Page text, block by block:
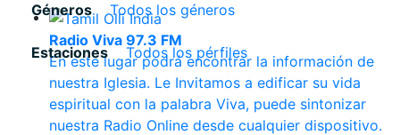
Géneros Todos los géneros
Estaciones Todos los pérfiles
Radio Viva 97.3 FM
En este lugar podrá encontrar la información de
nuestra Iglesia. Le Invitamos a edificar su vida
espiritual con la palabra Viva, puede sintonizar
nuestra Radio Online desde cualquier dispositivo.